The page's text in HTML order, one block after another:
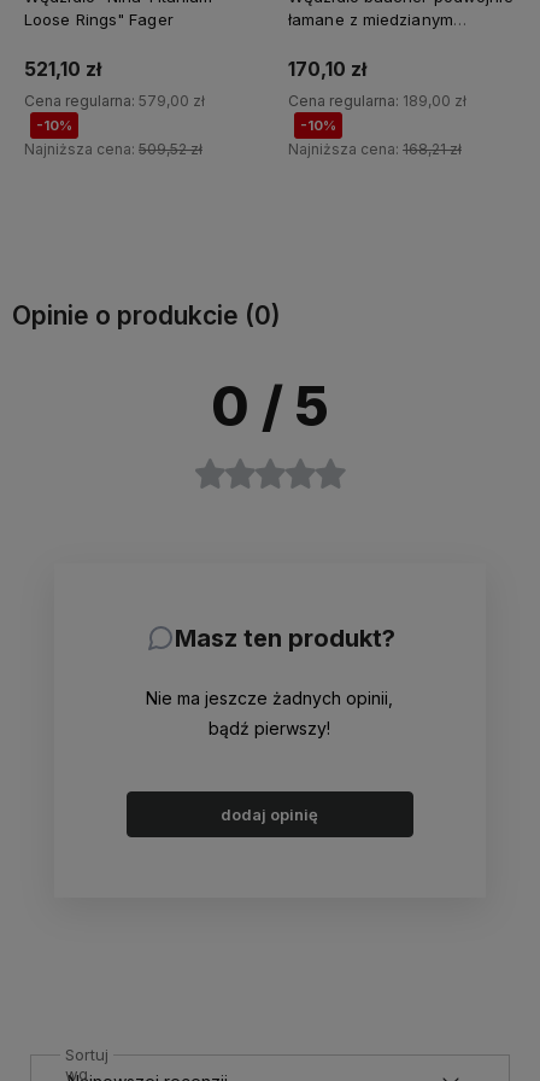
łamane z miedzianym
170,10 zł
Cena regularna: 189,00 zł
-10%
Najniższa cena: 168,21 zł
łamane z mosiądzu Premier
215,10 zł
Cena regularna: 239,00 zł
-10%
Najniższa cena: 212,71 zł
Opinie o produkcie (0)
0 / 5
Masz ten produkt?
Nie ma jeszcze żadnych opinii,
bądź pierwszy!
dodaj opinię
Sortuj
wg